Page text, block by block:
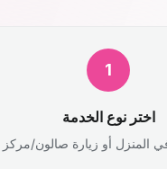
1
اختر نوع الخدمة
المنزل أو زيارة صالون/مركز